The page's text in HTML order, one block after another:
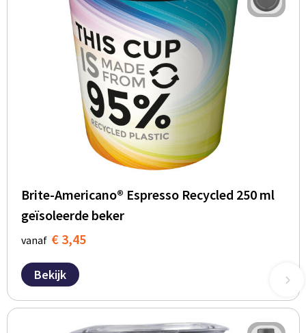
Brite-Americano® Espresso Recycled 250 ml
geïsoleerde beker
vanaf € 3,45
Bekijk